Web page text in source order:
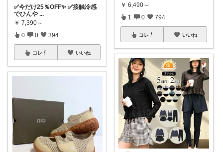
✅今だけ25％OFF✨ ✅接触冷感
でひんや ...
￥ 7,390～
0 0 394
コレ いいね
￥ 6,490～
1 0 794
コレ いいね